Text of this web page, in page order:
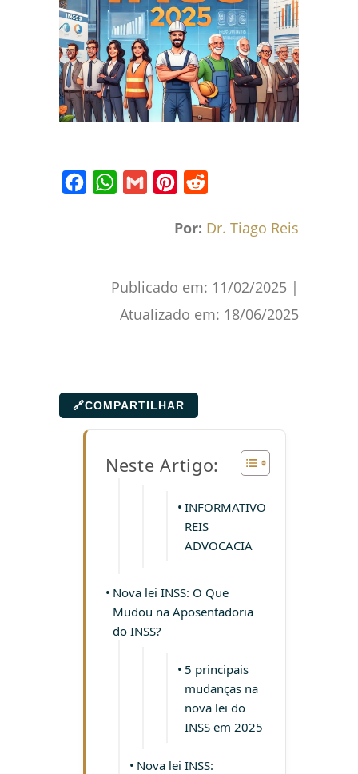
FacebookWhatsApp
Gmail Pinterest
Por: Dr. Tiago Reis
Publicado em: 11/02/2025 |
Atualizado em: 18/06/2025
🔗COMPARTILHAR
Neste Artigo:
INFORMATIVO
REIS
ADVOCACIA
Nova lei INSS: O Que
Mudou na Aposentadoria
do INSS?
5 principais
mudanças na
nova lei do
INSS em 2025
Nova lei INSS: